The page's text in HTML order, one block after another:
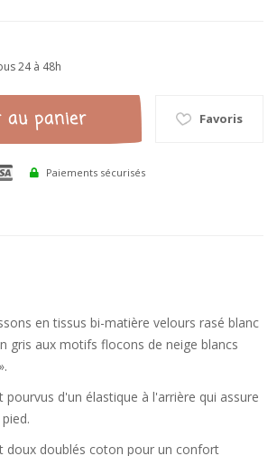
24 à 48h
au panier Favoris
Paiements sécurisés
en tissus bi-matière velours rasé blanc
gris aux motifs flocons de neige blancs
pourvus d'un élastique à l'arrière qui assure
doux doublés coton pour un confort